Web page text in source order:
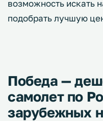
возможность искать
подобрать лучшую
Победа —
самолет по
зарубежных